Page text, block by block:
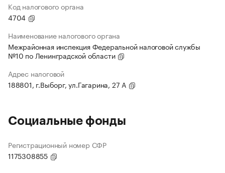
Код налогового органа
4704
Наименование налогового органа
Межрайонная инспекция Федеральной налоговой службы
№10 по Ленинградской области
Адрес налоговой
188801, г.Выборг, ул.Гагарина, 27 А
Социальные фонды
Регистрационный номер СФР
1175308855